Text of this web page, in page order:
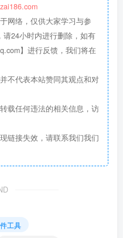
网络，仅供大家学习与参
24小时内进行删除，如有
】进行反馈，我们将在
不代表本站赞同其观点和对
载任何违法的相关信息，访
链接失效，请联系我们我们
工具